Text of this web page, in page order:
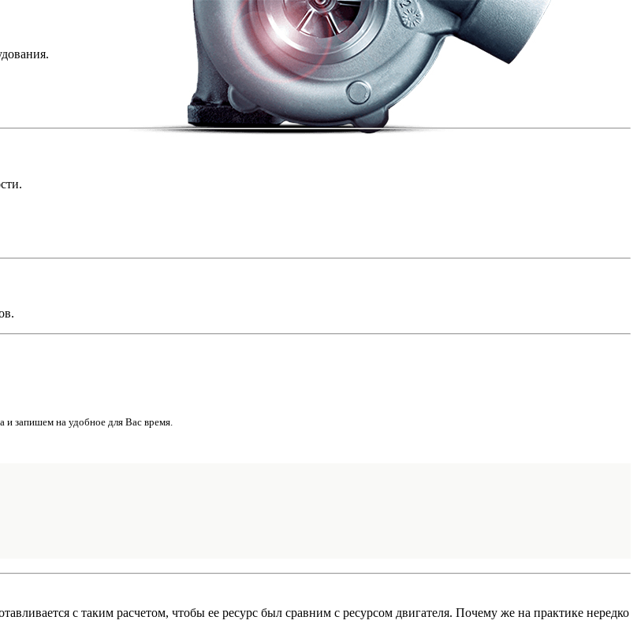
запишем на удобное для Вас время.
с таким расчетом, чтобы ее ресурс был сравним с ресурсом двигателя. Почему же на практике нередко